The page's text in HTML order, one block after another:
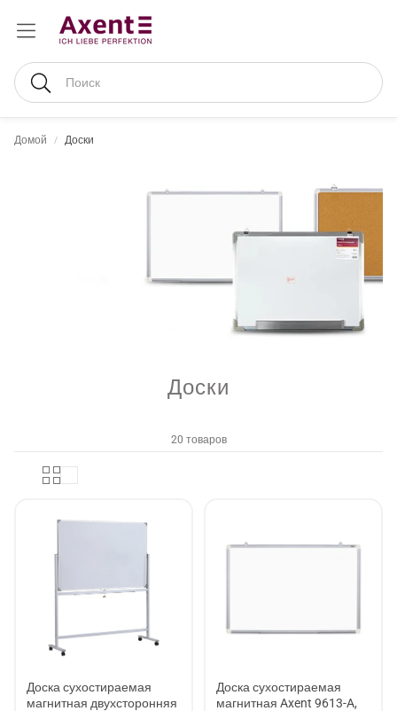
Поиск
Домой Доски
Доски
20 товаров
Доска сухостираемая
магнитная двухсторонняя
Доска сухостираемая
магнитная Axent 9613-A,